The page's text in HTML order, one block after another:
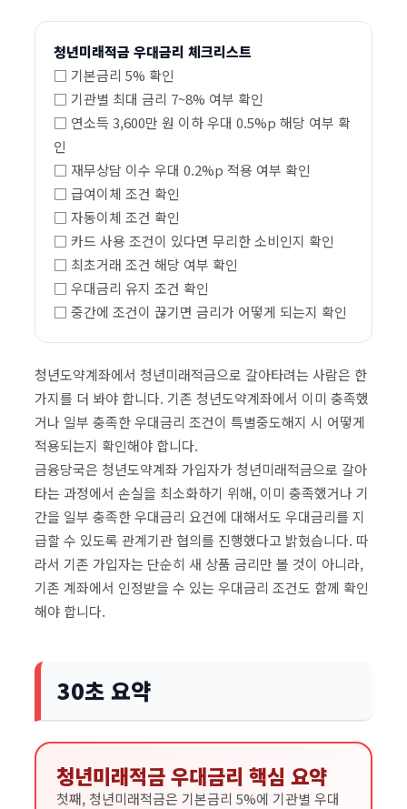
청년미래적금 우대금리 체크리스트
□ 기본금리 5% 확인
□ 기관별 최대 금리 7~8% 여부 확인
□ 연소득 3,600만 원 이하 우대 0.5%p 해당 여부 확
인
□ 재무상담 이수 우대 0.2%p 적용 여부 확인
□ 급여이체 조건 확인
□ 자동이체 조건 확인
□ 카드 사용 조건이 있다면 무리한 소비인지 확인
□ 최초거래 조건 해당 여부 확인
□ 우대금리 유지 조건 확인
□ 중간에 조건이 끊기면 금리가 어떻게 되는지 확인
청년도약계좌에서 청년미래적금으로 갈아타려는 사람은 한
가지를 더 봐야 합니다. 기존 청년도약계좌에서 이미 충족했
거나 일부 충족한 우대금리 조건이 특별중도해지 시 어떻게
적용되는지 확인해야 합니다.
금융당국은 청년도약계좌 가입자가 청년미래적금으로 갈아
타는 과정에서 손실을 최소화하기 위해, 이미 충족했거나 기
간을 일부 충족한 우대금리 요건에 대해서도 우대금리를 지
급할 수 있도록 관계기관 협의를 진행했다고 밝혔습니다. 따
라서 기존 가입자는 단순히 새 상품 금리만 볼 것이 아니라,
기존 계좌에서 인정받을 수 있는 우대금리 조건도 함께 확인
해야 합니다.
30초 요약
청년미래적금 우대금리 핵심 요약
첫째, 청년미래적금은 기본금리 5%에 기관별 우대